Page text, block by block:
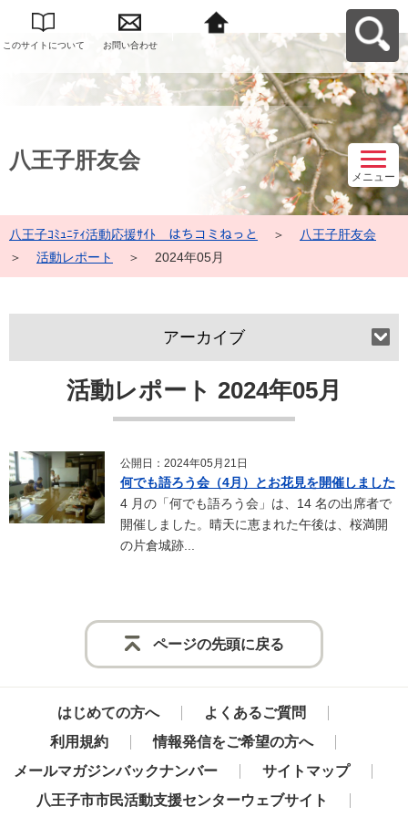
このサイトについて お問い合わせ
援ｻｲﾄ はちコミねっ
八王子肝友会
メニュー
八王子ｺﾐｭﾆﾃｨ活動応援ｻｲﾄ はちコミねっと ＞
八王子肝友会
＞
活動レポート ＞ 2024年05月
活動レポート 2024年05月
公開日：2024年05月21日
何でも語ろう会（4月）とお花見を開催しました
4 月の「何でも語ろう会」は、14 名の出席者で
開催しました。晴天に恵まれた午後は、桜満開
の片倉城跡...
アーカイブ
ページの先頭に戻る
はじめての方へ
よくあるご質問
利用規約
情報発信をご希望の方へ
メールマガジンバックナンバー
サイトマップ
八王子市市民活動支援センターウェブサイト